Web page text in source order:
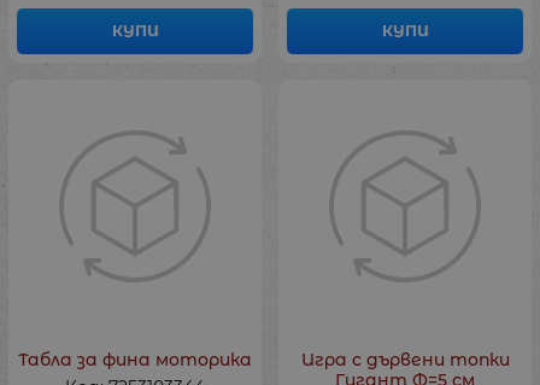
КУПИ КУПИ
Табла за фина моторика
Игра с дървени топки
Гигант Ф=5 см